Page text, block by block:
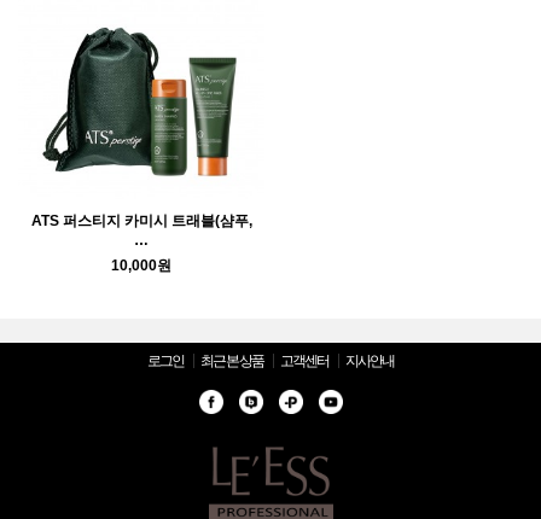
ATS 퍼스티지 카미시 트래블(샴푸,
…
10,000원
로그인 최근 본 상품 고객센터 지사안내